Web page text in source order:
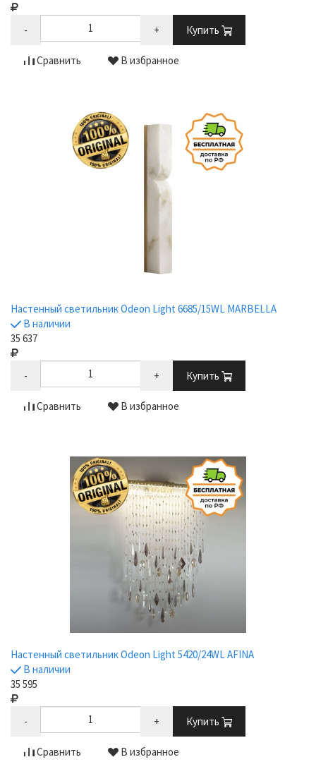
- + Купить
Сравнить В избранное
Настенный светильник Odeon Light 6685/15WL MARBELLA
В наличии
35 637
- + Купить
Сравнить В избранное
Настенный светильник Odeon Light 5420/24WL AFINA
В наличии
35 595
- + Купить
Сравнить В избранное